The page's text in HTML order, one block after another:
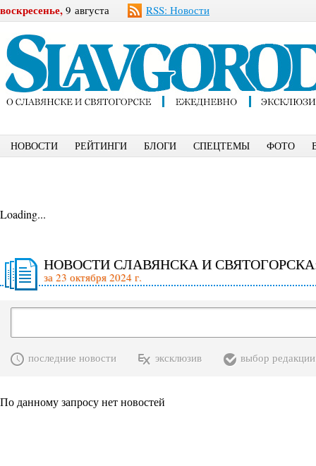
воскресенье, 9 августа RSS: Новости
НОВОСТИ РЕЙТИНГИ БЛОГИ СПЕЦТЕМЫ ФОТО
Loading...
НОВОСТИ СЛАВЯНСКА И
за 23 октября 2024 г.
последние новости эксклюзив выбор редакции
По данному запросу нет новостей